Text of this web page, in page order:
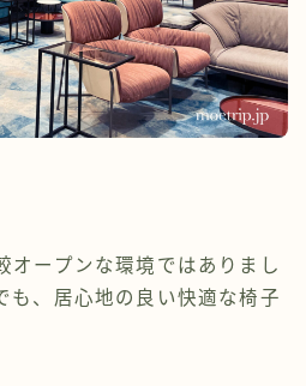
オープンな環境ではありまし
も、居心地の良い快適な椅子